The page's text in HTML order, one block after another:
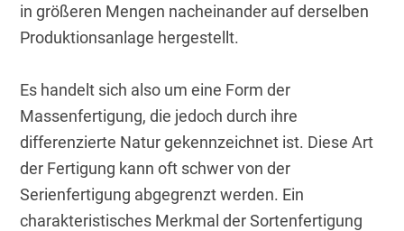
in größeren Mengen nacheinander auf derselben
Produktionsanlage hergestellt.
Es handelt sich also um eine Form der
Massenfertigung, die jedoch durch ihre
differenzierte Natur gekennzeichnet ist. Diese Art
der Fertigung kann oft schwer von der
Serienfertigung abgegrenzt werden. Ein
charakteristisches Merkmal der Sortenfertigung